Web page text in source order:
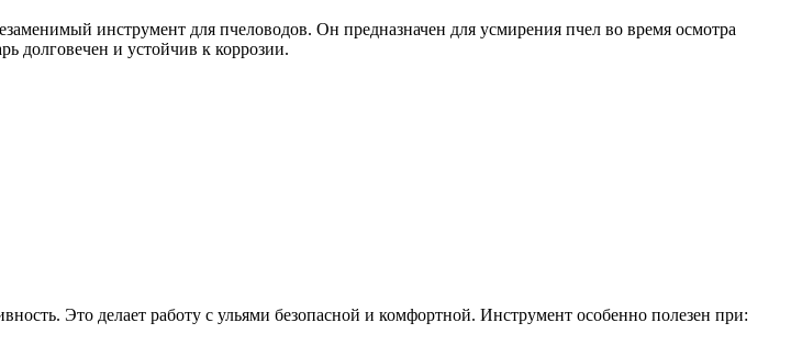
инструмент для пчеловодов. Он предназначен для усмирения пчел во время осмотра
долговечен и устойчив к коррозии.
Это делает работу с ульями безопасной и комфортной. Инструмент особенно полезен при: